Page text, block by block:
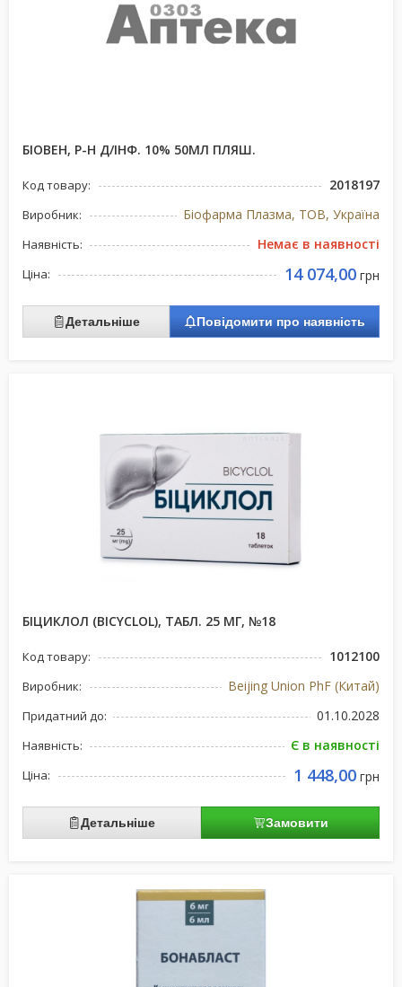
БІОВЕН, Р-Н Д/ІНФ. 10% 50МЛ ПЛЯШ.
Код товару: 2018197
Виробник: Біофарма Плазма, ТОВ, Україна
Наявність: Немає в наявності
Ціна: 14 074,00 грн
Детальніше Повідомити про наявність
БІЦИКЛОЛ (BICYCLOL), ТАБЛ. 25 МГ, №18
Код товару: 1012100
Виробник: Beijing Union PhF (Китай)
Придатний до: 01.10.2028
Наявність: Є в наявності
Ціна: 1 448,00 грн
Детальніше Замовити